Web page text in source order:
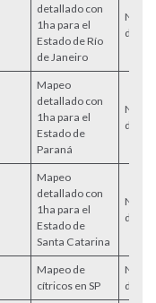
detallado con
1ha para el
Estado de Río
de Janeiro
No
Mapeo
detallado con
1ha para el
Estado de
Paraná
No
Mapeo
detallado con
1ha para el
Estado de
Santa Catarina
No
Mapeo de
cítricos en SP
No